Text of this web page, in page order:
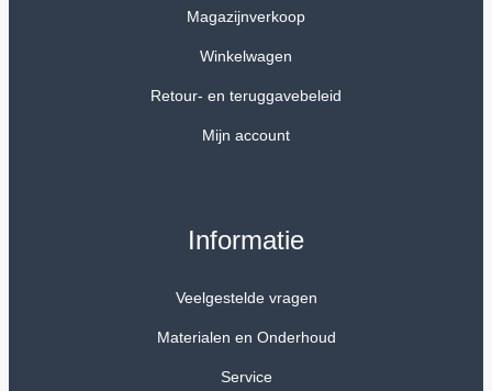
Magazijnverkoop
Winkelwagen
Retour- en teruggavebeleid
Mijn account
Informatie
Veelgestelde vragen
Materialen en Onderhoud
Service